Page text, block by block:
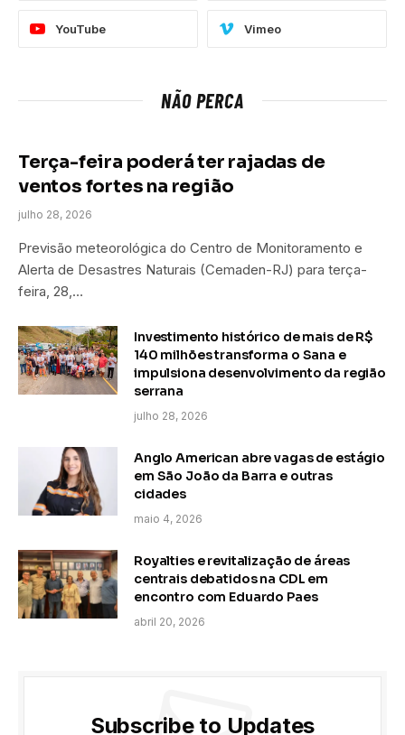
YouTube Vimeo
NÃO PERCA
Terça-feira poderá ter rajadas de
ventos fortes na região
julho 28, 2026
Previsão meteorológica do Centro de Monitoramento e
Alerta de Desastres Naturais (Cemaden-RJ) para terça-
feira, 28,…
Investimento histórico de mais de R$
140 milhões transforma o Sana e
impulsiona desenvolvimento da região
serrana
julho 28, 2026
Anglo American abre vagas de estágio
em São João da Barra e outras
cidades
maio 4, 2026
Royalties e revitalização de áreas
centrais debatidos na CDL em
encontro com Eduardo Paes
abril 20, 2026
Subscribe to Updates